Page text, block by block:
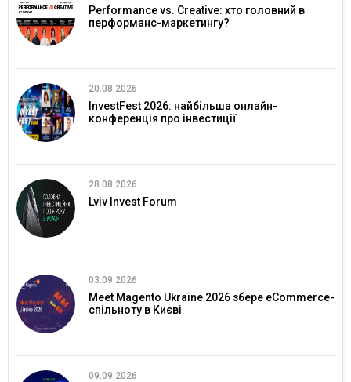
Performance vs. Creative: хто головний в
перформанс-маркетингу?
20.08.2026
InvestFest 2026: найбільша онлайн-
конференція про інвестиції
28.08.2026
Lviv Invest Forum
03.09.2026
Meet Magento Ukraine 2026 збере eCommerce-
спільноту в Києві
09.09.2026